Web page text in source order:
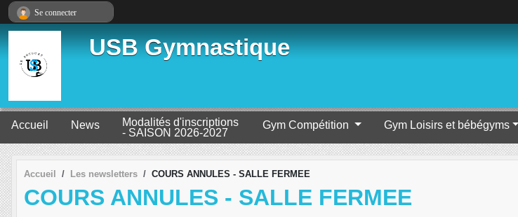
USB Gymnastique
Accueil News
Modalités d'inscriptions
- SAISON 2026-2027
Gym Compétition Gym Loisirs et bébégyms
Accueil Les newsletters COURS ANNULES - SALLE FERMEE
COURS ANNULES - SALLE FERMEE
Se connecter
Panneau de gestion des cookies